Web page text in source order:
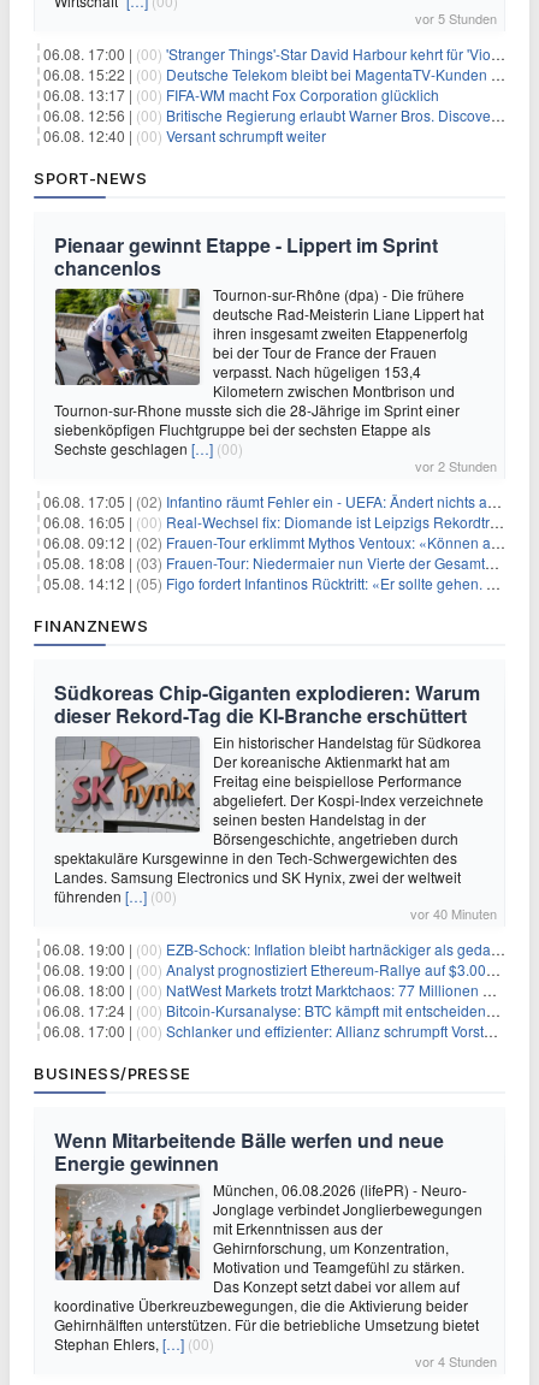
vor 5 Stunden
06.08. 17:00 | (00) 'Stranger Things'-Star David Harbour kehrt für 'Violent Night 2' zurück – Kristen Bell stößt zur Besetzung
06.08. 15:22 | (00) Deutsche Telekom bleibt bei MagentaTV-Kunden vage
06.08. 13:17 | (00) FIFA-WM macht Fox Corporation glücklich
06.08. 12:56 | (00) Britische Regierung erlaubt Warner Bros. Discovery-Übernahme
06.08. 12:40 | (00) Versant schrumpft weiter
SPORT-NEWS
Pienaar gewinnt Etappe - Lippert im Sprint
chancenlos
Tournon-sur-Rhône (dpa) - Die frühere
deutsche Rad-Meisterin Liane Lippert hat
ihren insgesamt zweiten Etappenerfolg
bei der Tour de France der Frauen
verpasst. Nach hügeligen 153,4
Kilometern zwischen Montbrison und
Tournon-sur-Rhone musste sich die 28-Jährige im Sprint einer
siebenköpfigen Fluchtgruppe bei der sechsten Etappe als
Sechste geschlagen […] (00)
vor 2 Stunden
06.08. 17:05 | (02) Infantino räumt Fehler ein - UEFA: Ändert nichts an Boykott
06.08. 16:05 | (00) Real-Wechsel fix: Diomande ist Leipzigs Rekordtransfer
06.08. 09:12 | (02) Frauen-Tour erklimmt Mythos Ventoux: «Können alles schaffen»
05.08. 18:08 | (03) Frauen-Tour: Niedermaier nun Vierte der Gesamtwertung
05.08. 14:12 | (05) Figo fordert Infantinos Rücktritt: «Er sollte gehen. Jetzt»
FINANZNEWS
Südkoreas Chip-Giganten explodieren: Warum
dieser Rekord-Tag die KI-Branche erschüttert
Ein historischer Handelstag für Südkorea
Der koreanische Aktienmarkt hat am
Freitag eine beispiellose Performance
abgeliefert. Der Kospi-Index verzeichnete
seinen besten Handelstag in der
Börsengeschichte, angetrieben durch
spektakuläre Kursgewinne in den Tech-Schwergewichten des
Landes. Samsung Electronics und SK Hynix, zwei der weltweit
führenden […] (00)
vor 40 Minuten
06.08. 19:00 | (00) EZB-Schock: Inflation bleibt hartnäckiger als gedacht – 2027 wird zum kritischen Test
06.08. 19:00 | (00) Analyst prognostiziert Ethereum-Rallye auf $3.000 nach entscheidendem On-Chain-Ausbruch
06.08. 18:00 | (00) NatWest Markets trotzt Marktchaos: 77 Millionen Pfund Gewinn im ersten Halbjahr
06.08. 17:24 | (00) Bitcoin-Kursanalyse: BTC kämpft mit entscheidender $65K-Hürde, während sich ein Liquidationscluster aufbaut
06.08. 17:00 | (00) Schlanker und effizienter: Allianz schrumpft Vorstand auf 8 Köpfe – das steckt dahinter
BUSINESS/PRESSE
Wenn Mitarbeitende Bälle werfen und neue
Energie gewinnen
München, 06.08.2026 (lifePR) - Neuro-
Jonglage verbindet Jonglierbewegungen
mit Erkenntnissen aus der
Gehirnforschung, um Konzentration,
Motivation und Teamgefühl zu stärken.
Das Konzept setzt dabei vor allem auf
koordinative Überkreuzbewegungen, die die Aktivierung beider
Gehirnhälften unterstützen. Für die betriebliche Umsetzung bietet
Stephan Ehlers, […] (00)
vor 4 Stunden